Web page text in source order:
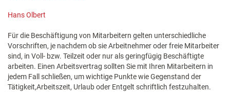
Hans Olbert
Für die Beschäftigung von Mitarbeitern gelten unterschiedliche
Vorschriften, je nachdem ob sie Arbeitnehmer oder freie Mitarbeiter
sind, in Voll- bzw. Teilzeit oder nur als geringfügig Beschäftigte
arbeiten. Einen Arbeitsvertrag sollten Sie mit Ihren Mitarbeitern in
jedem Fall schließen, um wichtige Punkte wie Gegenstand der
Tätigkeit,Arbeitszeit, Urlaub oder Entgelt schriftlich festzuhalten.